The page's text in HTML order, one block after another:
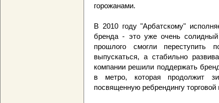
горожанами.
В 2010 году "Арбатскому"
бренда - это уже очень
прошлого смогли переступить
выпускаться, а стабильно
компании решили поддержать
в метро, которая продолжит
посвященную ребрендингу торговой